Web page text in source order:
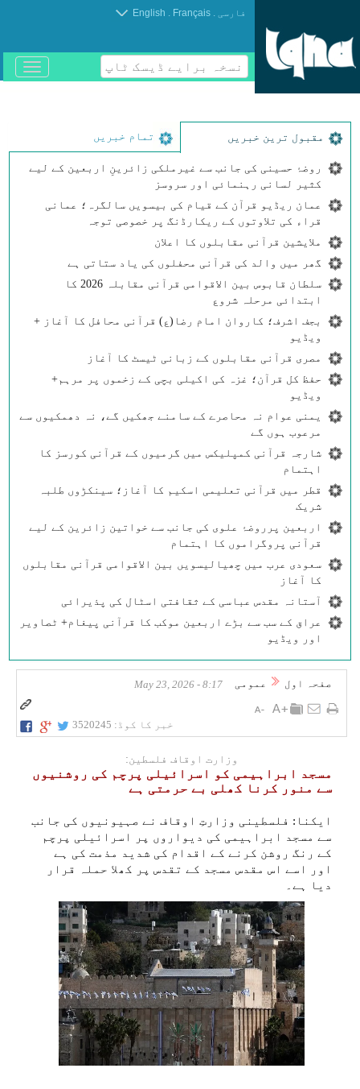
فارسی .
Français
.
English
نسخہ برایے ڈیسک ٹاپ
باز
و
مقبول ترین خبریں تمام خبریں
روضۂ حسینی کی جانب سے غیرملکی زائرینِ اربعین کے لیے
کثیر لسانی رہنمائی اور سروسز
عمان ریڈیو قرآن کے قیام کی بیسویں سالگرہ؛ عمانی
قراء کی تلاوتوں کے ریکارڈنگ پر خصوصی توجہ
ملایشین قرآنی مقابلوں کا اعلان
گھر میں والد کی قرآنی محفلوں کی یاد ستاتی ہے
سلطان قابوس بین الاقوامی قرآنی مقابلہ 2026 کا
ابتدائی مرحلہ شروع
بجف اشرف؛ کاروان امام رضا(ع) قرآنی محافل کا آغاز +
ویڈیو
مصری قرآنی مقابلوں کے زبانی ٹیسٹ کا آغاز
حفظ کل قرآن؛ غزہ کی اکیلی بچی کے زخموں پر مرہم+
ویڈیو
یمنی عوام نہ محاصرے کے سامنے جھکیں گے، نہ دھمکیوں سے
مرعوب ہوں گے
شارجہ قرآنی کمپلیکس میں گرمیوں کے قرآنی کورسز کا
اہتمام
قطر میں قرآنی تعلیمی اسکیم کا آغاز؛ سینکڑوں طلبہ
شریک
اربعین پرروضۂ علوی کی جانب سے خواتین زائرین کے لیے
قرآنی پروگراموں کا اہتمام
سعودی عرب میں چھیالیسویں بین الاقوامی قرآنی مقابلوں
کا آغاز
آستانہ مقدس عباسی کے ثقافتی اسٹال کی پذیرائی
عراق کے سب سے بڑے اربعین موکب کا قرآنی پیغام+ ٹصاویر
اور ویڈیو
صفحہ اول عمومی 8:17 - May 23, 2026
خبر کا کوڈ: 3520245
وزارت اوقاف فلسطین:
مسجد ابراہیمی کو اسرائیلی پرچم کی روشنیوں
سے منور کرنا کھلی بے حرمتی ہے
ایکنا: فلسطینی وزارتِ اوقاف نے صہیونیوں کی جانب
سے مسجد ابراہیمی کی دیواروں پر اسرائیلی پرچم
کے رنگ روشن کرنے کے اقدام کی شدید مذمت کی ہے
اور اسے اس مقدس مسجد کے تقدس پر کھلا حملہ قرار
دیا ہے۔